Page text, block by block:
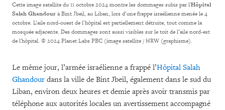
Cette image satellite du 11 octobre 2024 montre les dommages subis par l'Hôpital
Salah Ghandour à Bint Jbeil, au Liban, lors d’une frappe israélienne menée le 4
octobre. L’aile nord-ouest de l’hôpital est partiellement détruite, tout comme la
mosquée adjacente. Des dommages sont aussi visibles sur le toit de l’aile nord-est
de l'hôpital. © 2024 Planet Labs PBC (image satellite / HRW (graphisme).
Le même jour, l’armée israélienne a frappé l’Hôpital Salah
Ghandour dans la ville de Bint Jbeil, également dans le sud du
Liban, environ deux heures et demie après avoir transmis par
téléphone aux autorités locales un avertissement accompagné